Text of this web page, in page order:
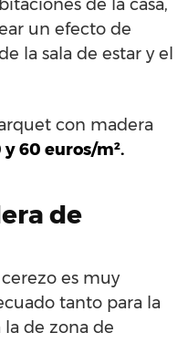
de la casa,
un efecto de
la sala de estar y el
con madera
60 euros/m².
de
es muy
tanto para la
de zona de